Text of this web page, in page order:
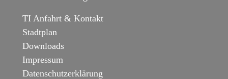
TI Anfahrt & Kontakt
Stadtplan
Downloads
Impressum
Datenschutzerklärung